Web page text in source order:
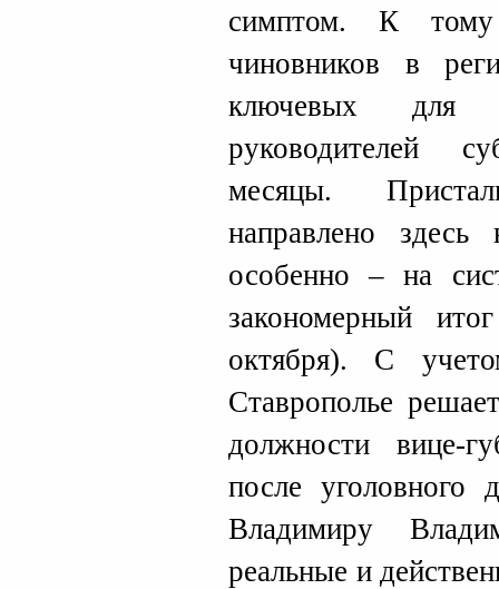
симптом. К
чиновников в
ключевых для
руководителей
месяцы.
направлено
особенно – на
закономерный
октября). С
Ставрополье
должности вице-
после уголовного
Владимиру
реальные и